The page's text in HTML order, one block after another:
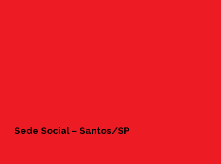
Sede Social – Santos/SP